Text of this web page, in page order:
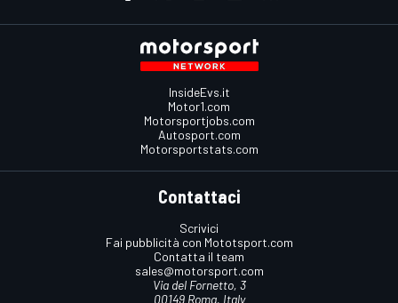
InsideEvs.it
Motor1.com
Motorsportjobs.com
Autosport.com
Motorsportstats.com
Contattaci
Scrivici
Fai pubblicità con Mototsport.com
Contatta il team
sales@motorsport.com
Via del Fornetto, 3
00149 Roma, Italy